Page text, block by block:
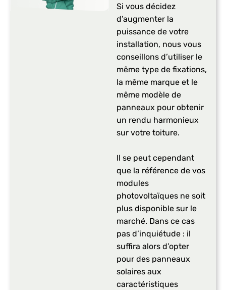
Si vous décidez
d’augmenter la
puissance de votre
installation, nous vous
conseillons d’utiliser le
même type de fixations,
la même marque et le
même modèle de
panneaux pour obtenir
un rendu harmonieux
sur votre toiture.
Il se peut cependant
que la référence de vos
modules
photovoltaïques ne soit
plus disponible sur le
marché. Dans ce cas
pas d’inquiétude : il
suffira alors d’opter
pour des panneaux
solaires aux
caractéristiques